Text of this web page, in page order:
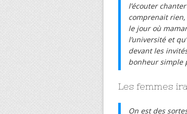
l’écouter
comprenait rien,
le jour où
l’université et
devant les
bonheur simple
Les femmes
On est des